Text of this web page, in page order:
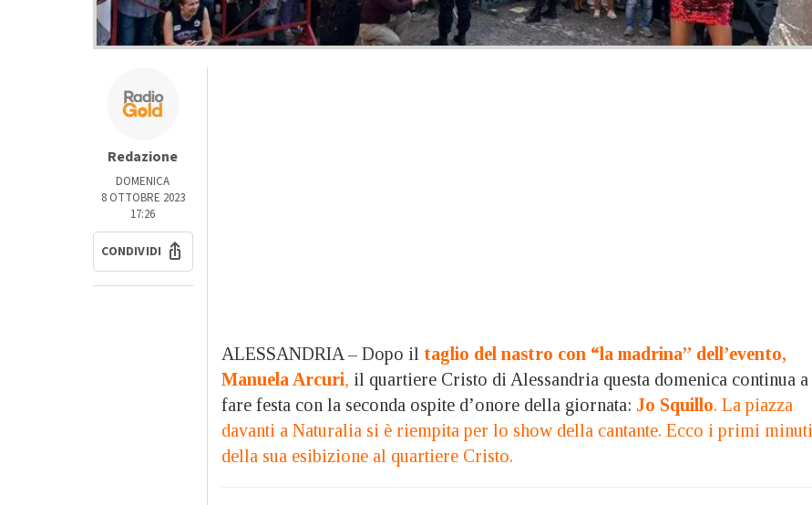
Redazione
DOMENICA
8 OTTOBRE 2023
17:26
CONDIVIDI
ALESSANDRIA – Dopo il taglio del nastro con “la madrina” dell’evento,
Manuela Arcuri, il quartiere Cristo di Alessandria questa domenica continua a
fare festa con la seconda ospite d’onore della giornata: Jo Squillo. La piazza
davanti a Naturalia si è riempita per lo show della cantante. Ecco i primi minuti
della sua esibizione al quartiere Cristo.